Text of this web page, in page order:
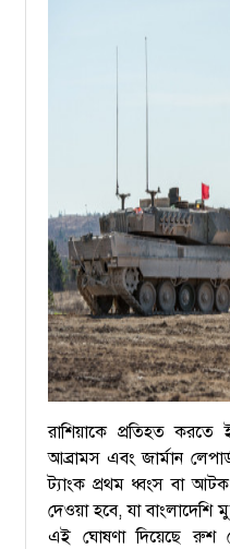
রাশিয়াকে প্রতিহত করতে
আব্রামস এবং জার্মান
ট্যাংক প্রথম ধ্বংস বা
দেওয়া হবে, যা বাংলাদেশি
এই ঘোষণা দিয়েছে রুশ